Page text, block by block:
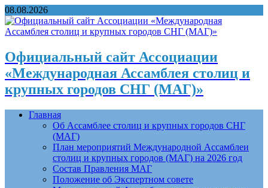
08.08.2026
Официальный сайт Ассоциации
«Международная Ассамблея столиц и
крупных городов СНГ (МАГ)»
Главная
Об Ассамблее столиц и крупных городов СНГ
(МАГ)
План мероприятий Международной Ассамблеи
столиц и крупных городов (МАГ) на 2026 год
Состав Правления МАГ
Положение об Экспертном совете